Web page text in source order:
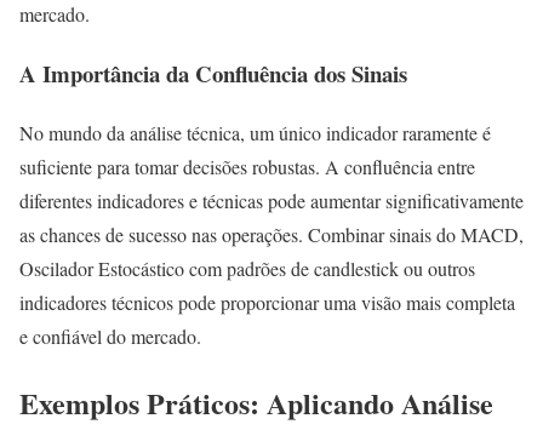
mercado.
A Importância da Confluência dos Sinais
No mundo da análise técnica, um único indicador raramente é
suficiente para tomar decisões robustas. A confluência entre
diferentes indicadores e técnicas pode aumentar significativamente
as chances de sucesso nas operações. Combinar sinais do MACD,
Oscilador Estocástico com padrões de candlestick ou outros
indicadores técnicos pode proporcionar uma visão mais completa
e confiável do mercado.
Exemplos Práticos: Aplicando Análise